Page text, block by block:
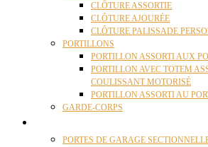
CLÔTURE ASSORTIE
CLÔTURE AJOURÉE
CLÔTURE PALISSADE
PORTILLONS
PORTILLON ASSORTI AUX
PORTILLON AVEC TOTEM
COULISSANT MOTORISÉ
PORTILLON ASSORTI AU
GARDE-CORPS
PORTES DE GARAGE